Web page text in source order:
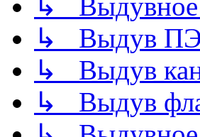
↳ Выдув
↳ Выдув
↳ Выдув